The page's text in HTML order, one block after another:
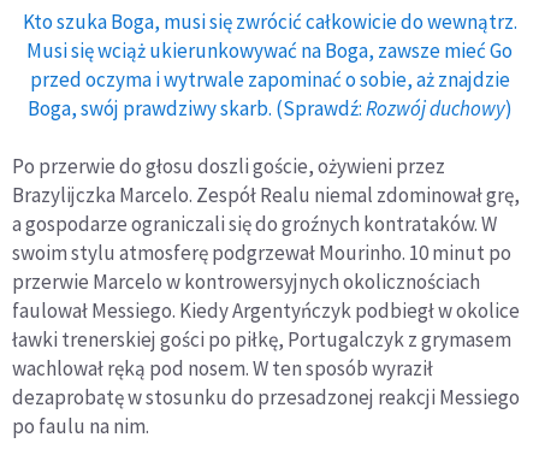
Kto szuka Boga, musi się zwrócić całkowicie do wewnątrz.
Musi się wciąż ukierunkowywać na Boga, zawsze mieć Go
przed oczyma i wytrwale zapominać o sobie, aż znajdzie
Boga, swój prawdziwy skarb. (Sprawdź:Rozwój duchowy)
Po przerwie do głosu doszli goście, ożywieni przez
Brazylijczka Marcelo. Zespół Realu niemal zdominował grę,
a gospodarze ograniczali się do groźnych kontrataków. W
swoim stylu atmosferę podgrzewał Mourinho. 10 minut po
przerwie Marcelo w kontrowersyjnych okolicznościach
faulował Messiego. Kiedy Argentyńczyk podbiegł w okolice
ławki trenerskiej gości po piłkę, Portugalczyk z grymasem
wachlował ręką pod nosem. W ten sposób wyraził
dezaprobatę w stosunku do przesadzonej reakcji Messiego
po faulu na nim.